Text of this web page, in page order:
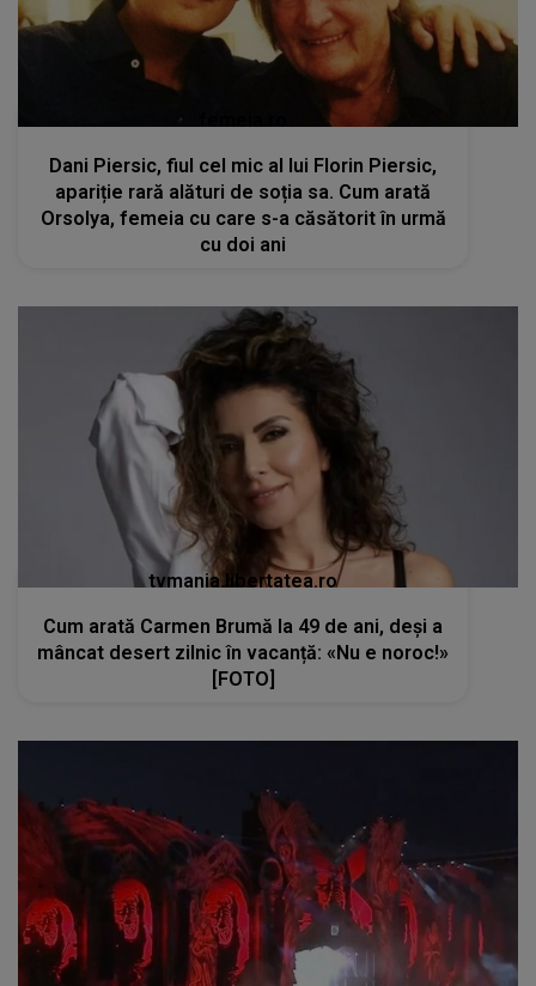
Dani Piersic, fiul cel mic al lui Florin Piersic,
apariție rară alături de soția sa. Cum arată
Orsolya, femeia cu care s-a căsătorit în urmă
cu doi ani
tvmania.libertatea.ro
Cum arată Carmen Brumă la 49 de ani, deși a
mâncat desert zilnic în vacanță: «Nu e noroc!»
[FOTO]